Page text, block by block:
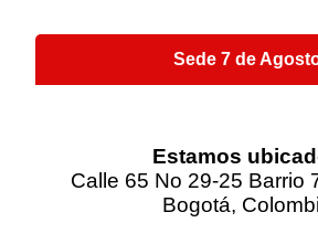
Sede 7 de
Estamos
Calle 65 No 29-25 Barrio
Bogotá,